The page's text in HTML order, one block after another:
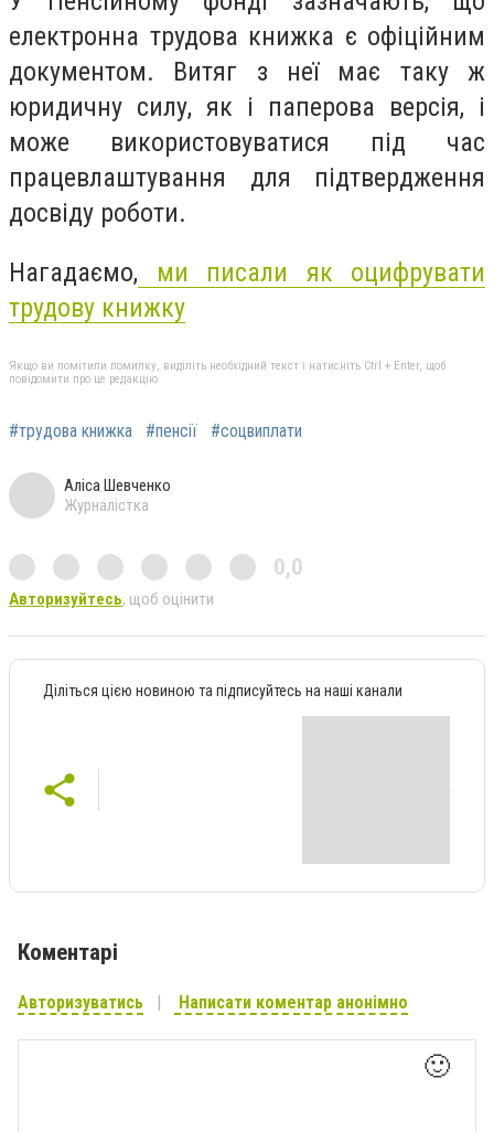
електронна трудова книжка є офіційним
документом. Витяг з неї має таку ж
юридичну силу, як і паперова версія, і
може використовуватися під час
працевлаштування для підтвердження
досвіду роботи.
Нагадаємо, ми писали як оцифрувати
трудову книжку
Якщо ви помітили помилку, виділіть необхідний текст і натисніть Ctrl + Enter, щоб
повідомити про це редакцію
#трудова книжка #пенсії #соцвиплати
Аліса Шевченко
Журналістка
0,0
Авторизуйтесь, щоб оцінити
Діліться цією новиною та підписуйтесь на наші канали
Коментарі
Авторизуватись Написати коментар анонімно
🙂